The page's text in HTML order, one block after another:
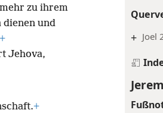
+ Joel
zu ihrem
dienen und
+
Jehova,
+